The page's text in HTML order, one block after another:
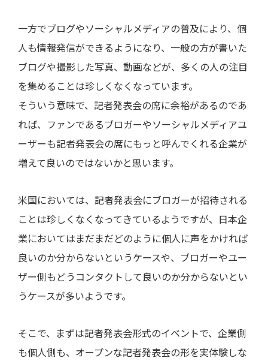
一方でブログやソーシャルメディアの普及により、個
人も情報発信ができるようになり、一般の方が書いた
ブログや撮影した写真、動画などが、多くの人の注目
を集めることは珍しくなくなっています。
そういう意味で、記者発表会の席に余裕があるのであ
れば、ファンであるブロガーやソーシャルメディアユ
ーザーも記者発表会の席にもっと呼んでくれる企業が
増えて良いのではないかと思います。
米国においては、記者発表会にブロガーが招待される
ことは珍しくなくなってきているようですが、日本企
業においてはまだまだどのように個人に声をかければ
良いのか分からないというケースや、ブロガーやユー
ザー側もどうコンタクトして良いのか分からないとい
うケースが多いようです。
そこで、まずは記者発表会形式のイベントで、企業側
も個人側も、オープンな記者発表会の形を実体験しな